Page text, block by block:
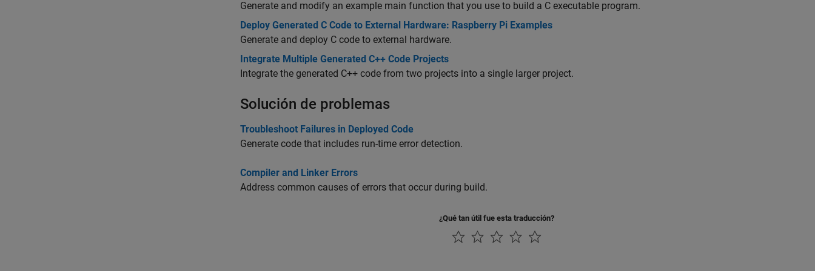
Generate and modify an example main function that you use to build a C executable program.
Deploy Generated C Code to External Hardware: Raspberry Pi Examples
Generate and deploy C code to external hardware.
Integrate Multiple Generated C++ Code Projects
Integrate the generated C++ code from two projects into a single larger project.
Solución de problemas
Troubleshoot Failures in Deployed Code
Generate code that includes run-time error detection.
Compiler and Linker Errors
Address common causes of errors that occur during build.
¿Qué tan útil fue esta traducción?